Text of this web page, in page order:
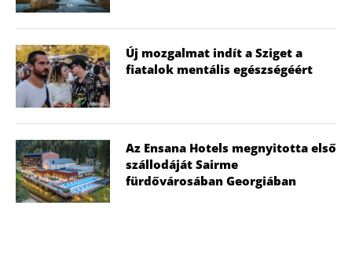
Új mozgalmat indít a Sziget a
fiatalok mentális egészségéért
Az Ensana Hotels megnyitotta első
szállodáját Sairme
fürdővárosában Georgiában